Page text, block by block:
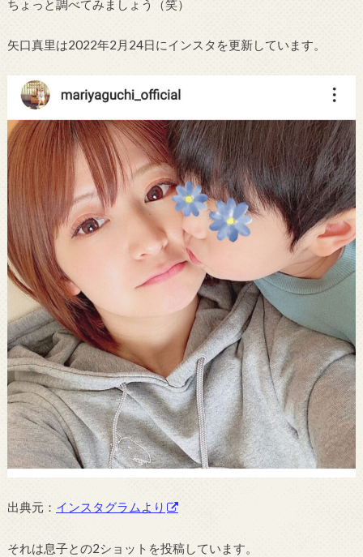
ちょっと調べてみましょう（笑）
矢口真里は2022年2月24日にインスタを更新しています。
出典元： インスタグラムより
それは息子との2ショットを投稿しています。